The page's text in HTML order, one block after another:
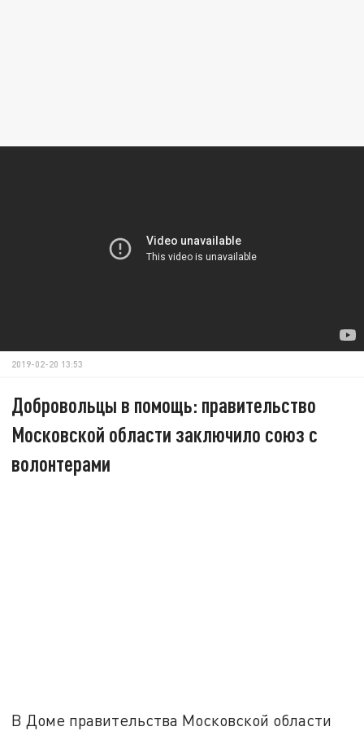
2019-02-20 13:53
Добровольцы в помощь: правительство
Московской области заключило союз с
волонтерами
В Доме правительства Московской области